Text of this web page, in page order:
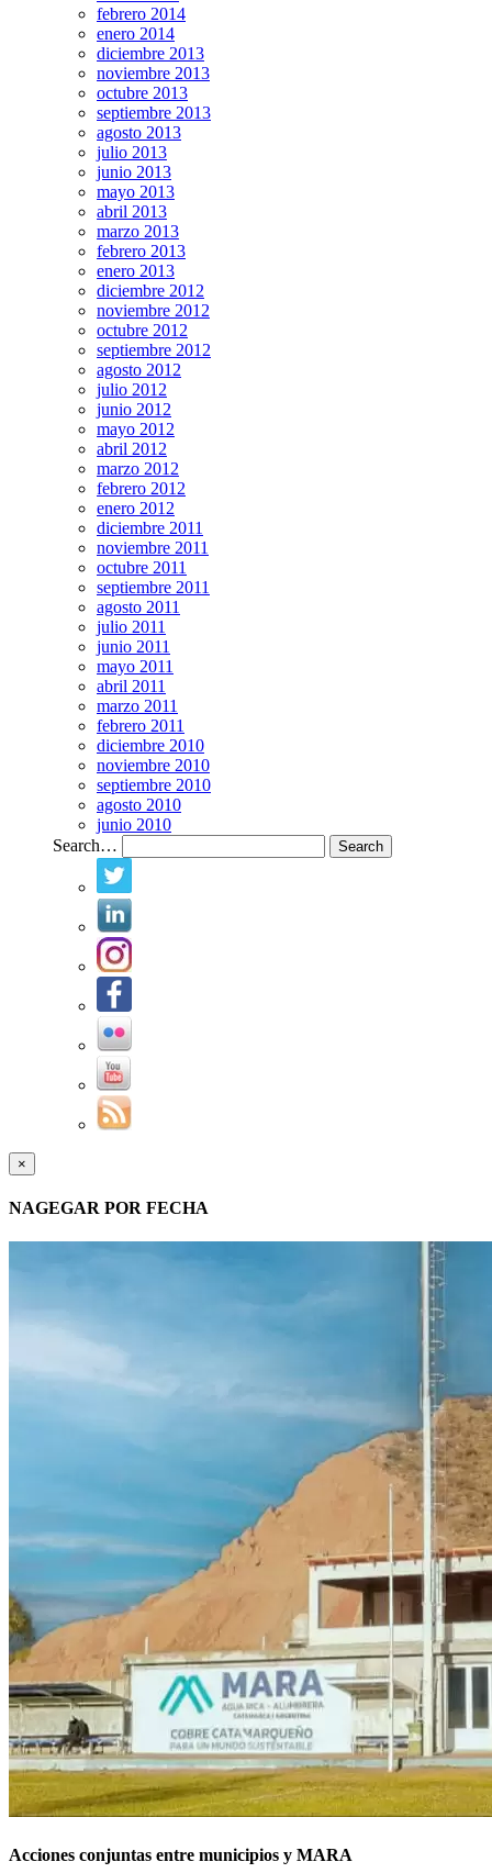
febrero 2014
enero 2014
diciembre 2013
noviembre 2013
octubre 2013
septiembre 2013
agosto 2013
julio 2013
junio 2013
mayo 2013
abril 2013
marzo 2013
febrero 2013
enero 2013
diciembre 2012
noviembre 2012
octubre 2012
septiembre 2012
agosto 2012
julio 2012
junio 2012
mayo 2012
abril 2012
marzo 2012
febrero 2012
enero 2012
diciembre 2011
noviembre 2011
octubre 2011
septiembre 2011
agosto 2011
julio 2011
junio 2011
mayo 2011
abril 2011
marzo 2011
febrero 2011
diciembre 2010
noviembre 2010
septiembre 2010
agosto 2010
junio 2010
Search…
×
NAGEGAR POR FECHA
Acciones conjuntas entre municipios y MARA